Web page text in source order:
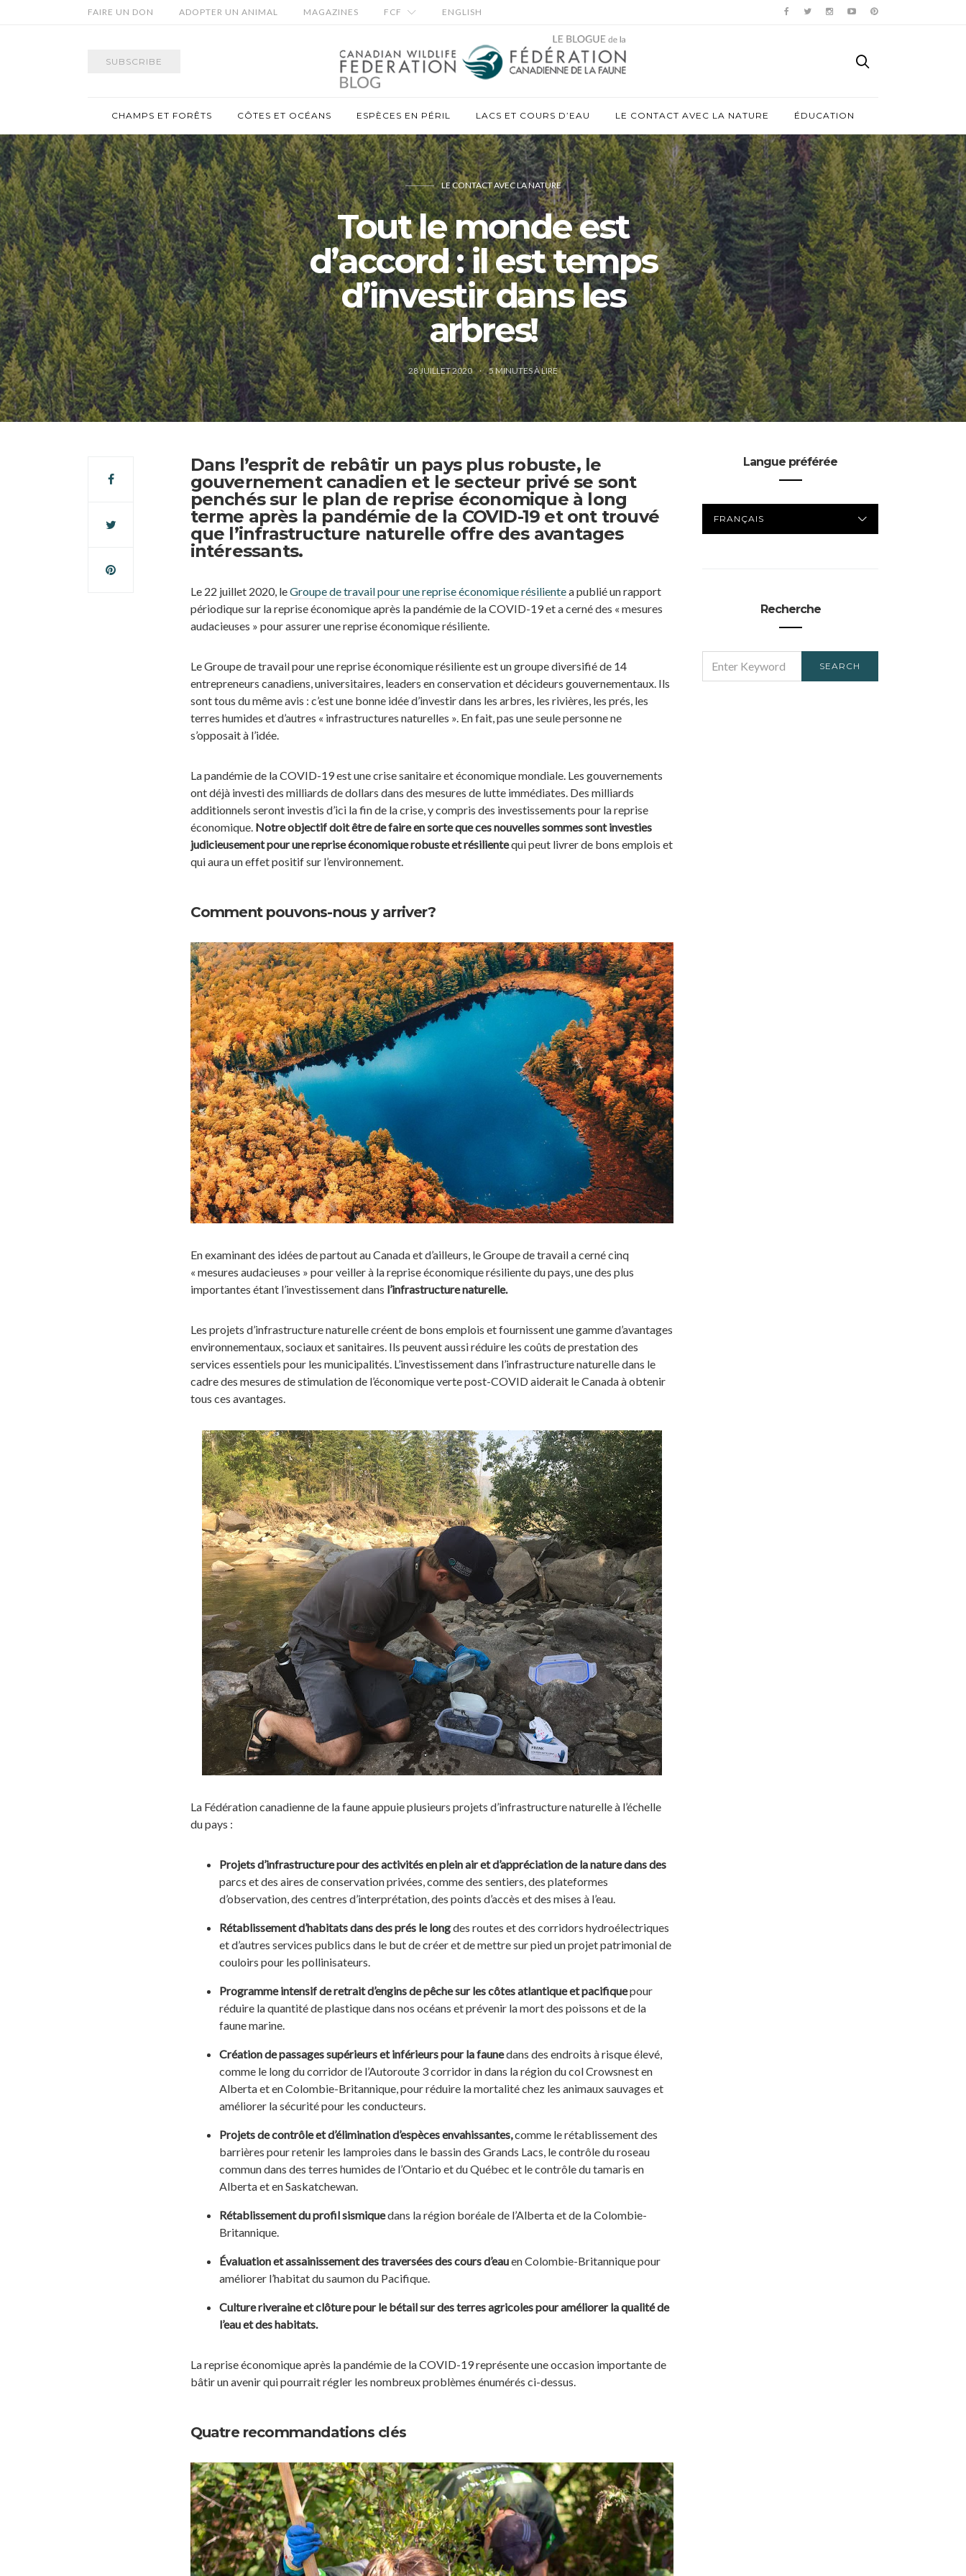
FAIRE UN DON ADOPTER UN ANIMAL MAGAZINES FCF ENGLISH
SUBSCRIBE
CHAMPS ET FORÊTS CÔTES ET OCÉANS ESPÈCES EN PÉRIL LACS ET COURS D’EAU LE CONTACT AVEC LA NATURE ÉDUCATION
LE CONTACT AVEC LA NATURE
Tout le monde est
d’accord : il est temps
d’investir dans les
arbres!
28 JUILLET 2020 5MINUTES À LIRE
Dans l’esprit de rebâtir un pays plus robuste, le
gouvernement canadien et le secteur privé se sont
penchés sur le plan de reprise économique à long
terme après la pandémie de la COVID-19 et ont trouvé
que l’infrastructure naturelle offre des avantages
intéressants.
Le 22 juillet 2020, leGroupe de travail pour une reprise économique résilientea publié un rapport
périodique sur la reprise économique après la pandémie de la COVID-19 et a cerné des « mesures
audacieuses » pour assurer une reprise économique résiliente.
Le Groupe de travail pour une reprise économique résiliente est un groupe diversifié de 14
entrepreneurs canadiens, universitaires, leaders en conservation et décideurs gouvernementaux. Ils
sont tous du même avis : c’est une bonne idée d’investir dans les arbres, les rivières, les prés, les
terres humides et d’autres « infrastructures naturelles ». En fait, pas une seule personne ne
s’opposait à l’idée.
La pandémie de la COVID-19 est une crise sanitaire et économique mondiale. Les gouvernements
ont déjà investi des milliards de dollars dans des mesures de lutte immédiates. Des milliards
additionnels seront investis d’ici la fin de la crise, y compris des investissements pour la reprise
économique. Notre objectif doit être de faire en sorte que ces nouvelles sommes sont investies
judicieusement pour une reprise économique robuste et résilientequi peut livrer de bons emplois et
qui aura un effet positif sur l’environnement.
Comment pouvons-nous y arriver?
En examinant des idées de partout au Canada et d’ailleurs, le Groupe de travail a cerné cinq
« mesures audacieuses » pour veiller à la reprise économique résiliente du pays, une des plus
importantes étant l’investissement dans l’infrastructure naturelle.
Les projets d’infrastructure naturelle créent de bons emplois et fournissent une gamme d’avantages
environnementaux, sociaux et sanitaires. Ils peuvent aussi réduire les coûts de prestation des
services essentiels pour les municipalités. L’investissement dans l’infrastructure naturelle dans le
cadre des mesures de stimulation de l’économique verte post-COVID aiderait le Canada à obtenir
tous ces avantages.
La Fédération canadienne de la faune appuie plusieurs projets d’infrastructure naturelle à l’échelle
du pays :
Projets d’infrastructure pour des activités en plein air et d’appréciation de la nature dans des
parcs et des aires de conservation privées, comme des sentiers, des plateformes
d’observation, des centres d’interprétation, des points d’accès et des mises à l’eau.
Rétablissement d’habitats dans des prés le longdes routes et des corridors hydroélectriques
et d’autres services publics dans le but de créer et de mettre sur pied un projet patrimonial de
couloirs pour les pollinisateurs.
Programme intensif de retrait d’engins de pêche sur les côtes atlantique et pacifiquepour
réduire la quantité de plastique dans nos océans et prévenir la mort des poissons et de la
faune marine.
Création de passages supérieurs et inférieurs pour la faunedans des endroits à risque élevé,
comme le long du corridor de l’Autoroute 3 corridor in dans la région du col Crowsnest en
Alberta et en Colombie-Britannique, pour réduire la mortalité chez les animaux sauvages et
améliorer la sécurité pour les conducteurs.
Projets de contrôle et d’élimination d’espèces envahissantes,comme le rétablissement des
barrières pour retenir les lamproies dans le bassin des Grands Lacs, le contrôle du roseau
commun dans des terres humides de l’Ontario et du Québec et le contrôle du tamaris en
Alberta et en Saskatchewan.
Rétablissement du profil sismiquedans la région boréale de l’Alberta et de la Colombie-
Britannique.
Évaluation et assainissement des traversées des cours d’eauen Colombie-Britannique pour
améliorer l’habitat du saumon du Pacifique.
Culture riveraine et clôture pour le bétail sur des terres agricoles pour améliorer la qualité de
l’eau et des habitats.
La reprise économique après la pandémie de la COVID-19 représente une occasion importante de
bâtir un avenir qui pourrait régler les nombreux problèmes énumérés ci-dessus.
Quatre recommandations clés
Langue préférée
PRÉFÉRÉE
Recherche
FOR:
SEARCH